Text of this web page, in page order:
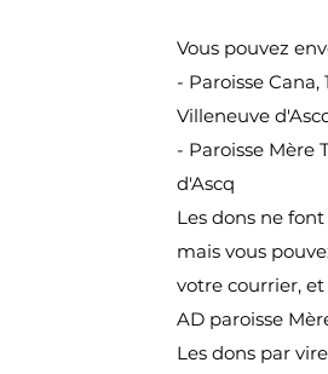
Vous pouvez
- Paroisse
Villeneuve
- Paroisse Mère
d'Ascq
Les dons ne
mais vous
votre courrier,
AD paroisse
Les dons par